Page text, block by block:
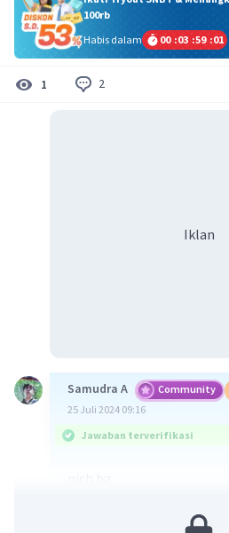
100rb
Habis dalam
00 :03 :59 :00
1 2
Iklan
Samudra A Community
25 Juli 2024 09:16
Jawaban terverifikasi